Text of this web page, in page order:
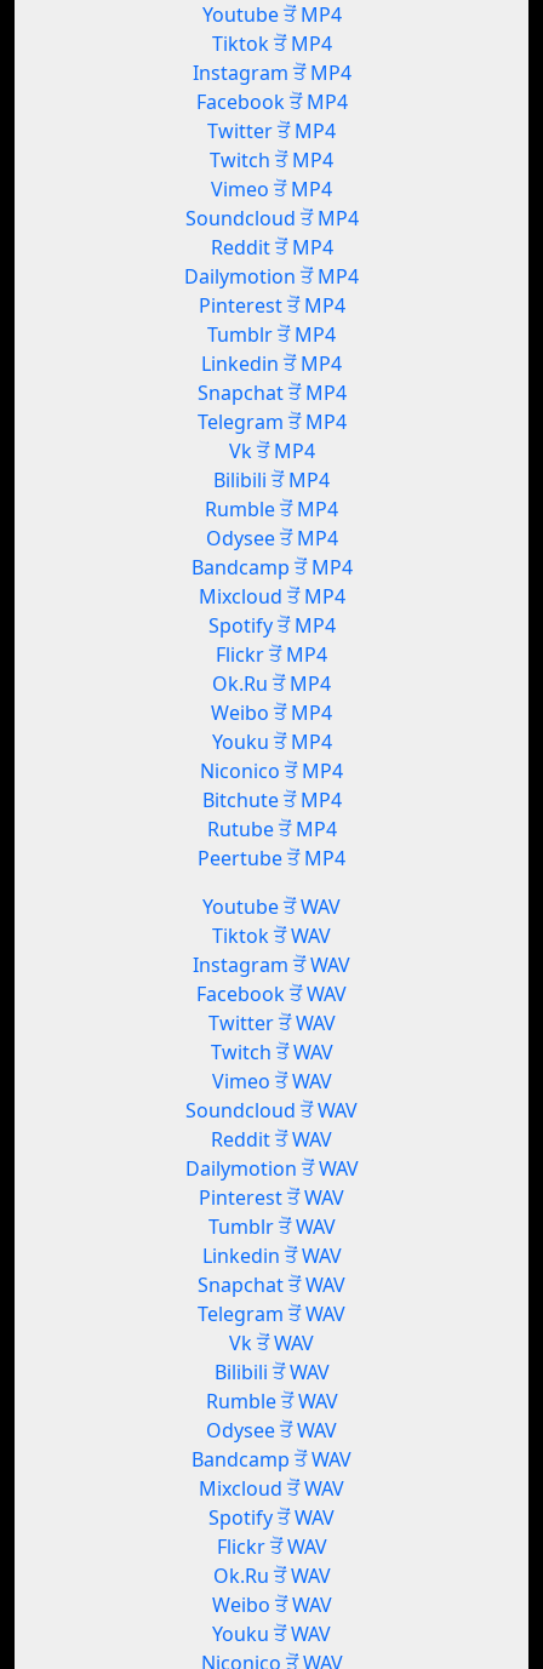
Youtube ਤੋਂ MP4
Tiktok ਤੋਂ MP4
Instagram ਤੋਂ MP4
Facebook ਤੋਂ MP4
Twitter ਤੋਂ MP4
Twitch ਤੋਂ MP4
Vimeo ਤੋਂ MP4
Soundcloud ਤੋਂ MP4
Reddit ਤੋਂ MP4
Dailymotion ਤੋਂ MP4
Pinterest ਤੋਂ MP4
Tumblr ਤੋਂ MP4
Linkedin ਤੋਂ MP4
Snapchat ਤੋਂ MP4
Telegram ਤੋਂ MP4
Vk ਤੋਂ MP4
Bilibili ਤੋਂ MP4
Rumble ਤੋਂ MP4
Odysee ਤੋਂ MP4
Bandcamp ਤੋਂ MP4
Mixcloud ਤੋਂ MP4
Spotify ਤੋਂ MP4
Flickr ਤੋਂ MP4
Ok.Ru ਤੋਂ MP4
Weibo ਤੋਂ MP4
Youku ਤੋਂ MP4
Niconico ਤੋਂ MP4
Bitchute ਤੋਂ MP4
Rutube ਤੋਂ MP4
Peertube ਤੋਂ MP4
Youtube ਤੋਂ WAV
Tiktok ਤੋਂ WAV
Instagram ਤੋਂ WAV
Facebook ਤੋਂ WAV
Twitter ਤੋਂ WAV
Twitch ਤੋਂ WAV
Vimeo ਤੋਂ WAV
Soundcloud ਤੋਂ WAV
Reddit ਤੋਂ WAV
Dailymotion ਤੋਂ WAV
Pinterest ਤੋਂ WAV
Tumblr ਤੋਂ WAV
Linkedin ਤੋਂ WAV
Snapchat ਤੋਂ WAV
Telegram ਤੋਂ WAV
Vk ਤੋਂ WAV
Bilibili ਤੋਂ WAV
Rumble ਤੋਂ WAV
Odysee ਤੋਂ WAV
Bandcamp ਤੋਂ WAV
Mixcloud ਤੋਂ WAV
Spotify ਤੋਂ WAV
Flickr ਤੋਂ WAV
Ok.Ru ਤੋਂ WAV
Weibo ਤੋਂ WAV
Youku ਤੋਂ WAV
Niconico ਤੋਂ WAV